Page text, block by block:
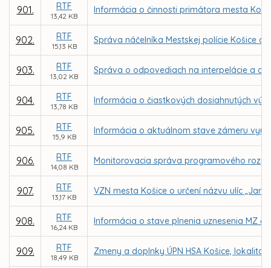
901. RTF
13,42 KB
Informácia o činnosti primátora mesta
902. RTF
15,13 KB
Správa náčelníka Mestskej polície Košice o
903. RTF
13,02 KB
Správa o odpovediach na interpelácie a
904. RTF
13,78 KB
Informácia o čiastkových dosiahnutých
905. RTF
15,9 KB
Informácia o aktuálnom stave zámeru
906. RTF
14,08 KB
Monitorovacia správa programového
907. RTF
13,17 KB
VZN mesta Košice o určení názvu ulíc
908. RTF
16,24 KB
Informácia o stave plnenia uznesenia MZ č.
909. RTF
18,49 KB
Zmeny a doplnky ÚPN HSA Košice, lokalita